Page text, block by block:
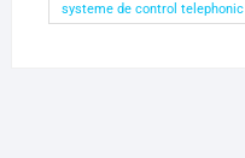
systeme de control telephonic